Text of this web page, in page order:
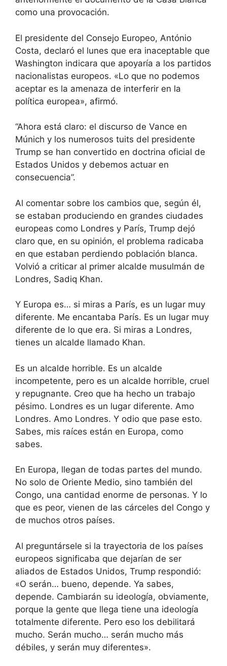
como una provocación.
El presidente del Consejo Europeo, António
Costa, declaró el lunes que era inaceptable que
Washington indicara que apoyaría a los partidos
nacionalistas europeos. «Lo que no podemos
aceptar es la amenaza de interferir en la
política europea», afirmó.
“Ahora está claro: el discurso de Vance en
Múnich y los numerosos tuits del presidente
Trump se han convertido en doctrina oficial de
Estados Unidos y debemos actuar en
consecuencia”.
Al comentar sobre los cambios que, según él,
se estaban produciendo en grandes ciudades
europeas como Londres y París, Trump dejó
claro que, en su opinión, el problema radicaba
en que estaban perdiendo población blanca.
Volvió a criticar al primer alcalde musulmán de
Londres, Sadiq Khan.
Y Europa es… si miras a París, es un lugar muy
diferente. Me encantaba París. Es un lugar muy
diferente de lo que era. Si miras a Londres,
tienes un alcalde llamado Khan.
Es un alcalde horrible. Es un alcalde
incompetente, pero es un alcalde horrible, cruel
y repugnante. Creo que ha hecho un trabajo
pésimo. Londres es un lugar diferente. Amo
Londres. Amo Londres. Y odio que pase esto.
Sabes, mis raíces están en Europa, como
sabes.
En Europa, llegan de todas partes del mundo.
No solo de Oriente Medio, sino también del
Congo, una cantidad enorme de personas. Y lo
que es peor, vienen de las cárceles del Congo y
de muchos otros países.
Al preguntársele si la trayectoria de los países
europeos significaba que dejarían de ser
aliados de Estados Unidos, Trump respondió:
«O serán… bueno, depende. Ya sabes,
depende. Cambiarán su ideología, obviamente,
porque la gente que llega tiene una ideología
totalmente diferente. Pero eso los debilitará
mucho. Serán mucho… serán mucho más
débiles, y serán muy diferentes».